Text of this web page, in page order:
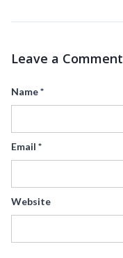
Leave a Comment
Name*
Email *
Website